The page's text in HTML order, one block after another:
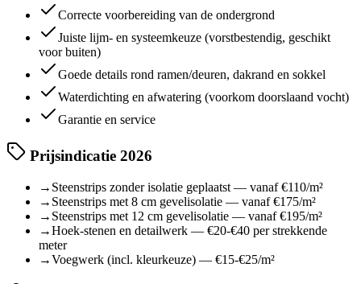
Correcte voorbereiding van de ondergrond
Juiste lijm- en systeemkeuze (vorstbestendig, geschikt
voor buiten)
Goede details rond ramen/deuren, dakrand en sokkel
Waterdichting en afwatering (voorkom doorslaand vocht)
Garantie en service
Prijsindicatie 2026
→ Steenstrips zonder isolatie geplaatst — vanaf €110/m²
→ Steenstrips met 8 cm gevelisolatie — vanaf €175/m²
→ Steenstrips met 12 cm gevelisolatie — vanaf €195/m²
→Hoek-stenen en detailwerk — €20-€40 per strekkende
meter
→Voegwerk (incl. kleurkeuze) — €15-€25/m²